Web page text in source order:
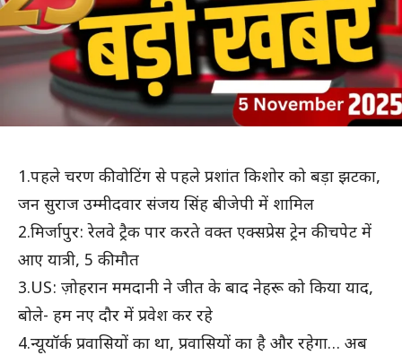
1.पहले चरण की वोटिंग से पहले प्रशांत किशोर को बड़ा झटका,
जन सुराज उम्मीदवार संजय सिंह बीजेपी में शामिल
2.मिर्जापुर: रेलवे ट्रैक पार करते वक्त एक्सप्रेस ट्रेन की चपेट में
आए यात्री, 5 की मौत
3.US: ज़ोहरान ममदानी ने जीत के बाद नेहरू को किया याद,
बोले- हम नए दौर में प्रवेश कर रहे
4.न्यूयॉर्क प्रवासियों का था, प्रवासियों का है और रहेगा… अब